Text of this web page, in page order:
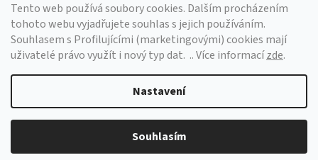
Tento web používá soubory cookies. Dalším procházením
tohoto webu vyjadřujete souhlas s jejich používáním.
Souhlasem s Profilujícími (marketingovými) cookies mají
uživatelé právo využít i nový typ dat. .. Více informacízde.
Nastavení
Souhlasím
Vytvořil Shoptet
Bra Hunting. Všechna práva vyhrazena.